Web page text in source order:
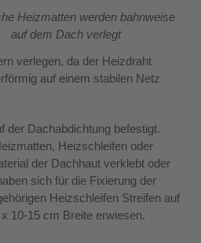
Heizmatten werden bahnweise
auf dem Dach verlegt
verlegen, da der Heizdraht
auf einem stabilen Netz
der Dachabdichtung befestigt.
Heizschleifen oder
der Dachhaut verklebt oder
sich für die Fixierung der
Heizschleifen Streifen auf
10-15 cm Breite erwiesen.